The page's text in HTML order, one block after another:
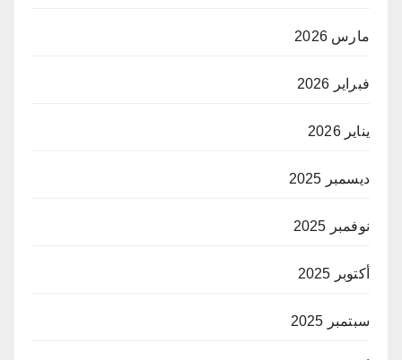
مارس 2026
فبراير 2026
يناير 2026
ديسمبر 2025
نوفمبر 2025
أكتوبر 2025
سبتمبر 2025